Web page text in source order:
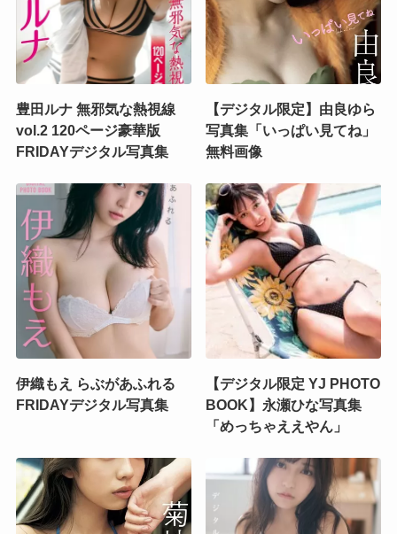
豊田ルナ 無邪気な熱視線
vol.2 120ページ豪華版
FRIDAYデジタル写真集
【デジタル限定】由良ゆら
写真集「いっぱい見てね」
無料画像
伊織もえ らぶがあふれる
FRIDAYデジタル写真集
【デジタル限定 YJ PHOTO
BOOK】永瀬ひな写真集
「めっちゃええやん」